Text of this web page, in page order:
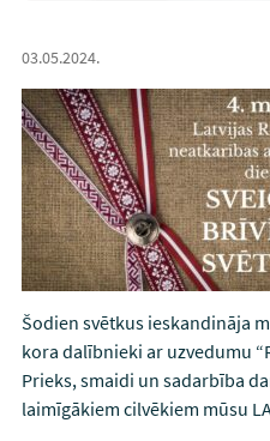
03.05.2024.
Šodien svētkus ieskandināja
kora dalībnieki ar uzvedumu
Prieks, smaidi un sadarbība
laimīgākiem cilvēkiem mūsu